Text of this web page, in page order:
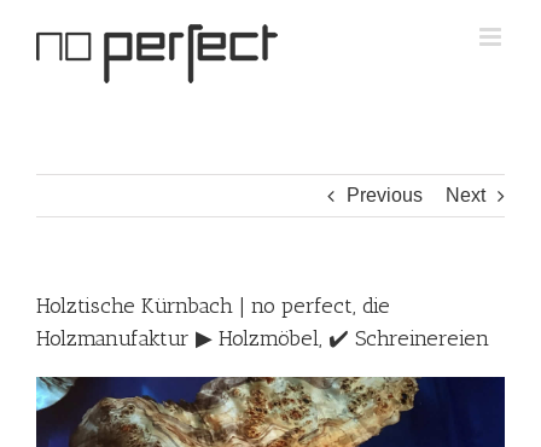
Previous Next
Holztische Kürnbach | no perfect, die
Holzmanufaktur ▶︎ Holzmöbel, ✔️ Schreinereien